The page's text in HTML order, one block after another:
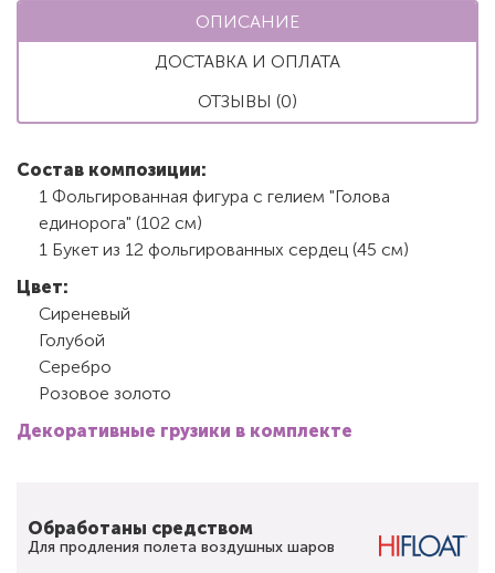
ОПИСАНИЕ
ДОСТАВКА И ОПЛАТА
ОТЗЫВЫ (0)
Состав композиции:
1 Фольгированная фигура с гелием "Голова
единорога" (102 см)
1 Букет из 12 фольгированных сердец (45 см)
Цвет:
Сиреневый
Голубой
Серебро
Розовое золото
Декоративные грузики в комплекте
Обработаны средством
Для продления полета воздушных шаров